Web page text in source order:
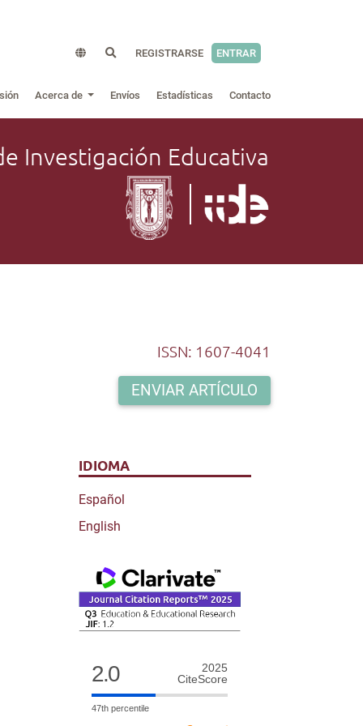
REGISTRARSE ENTRAR
Acerca de Envíos Estadísticas Contacto
Investigación Educativa
ISSN: 1607-4041
ENVIAR ARTÍCULO
IDIOMA
Español
English
2.0
2025
CiteScore
47th percentile